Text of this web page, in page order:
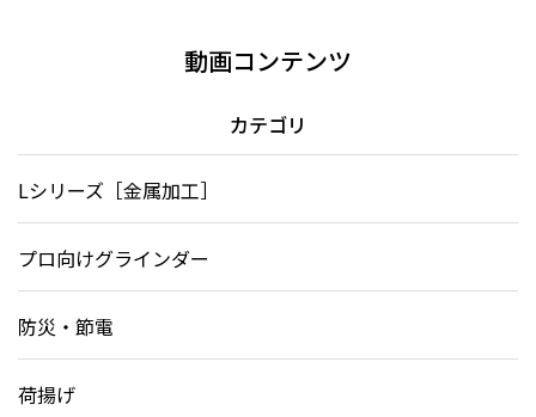
動画コンテンツ
カテゴリ
Lシリーズ［金属加工］
プロ向けグラインダー
防災・節電
荷揚げ